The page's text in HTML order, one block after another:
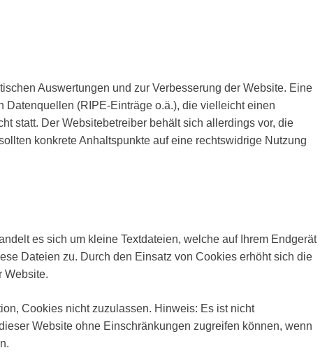
Auswertungen und zur Verbesserung der Website. Eine
Datenquellen (RIPE-Einträge o.ä.), die vielleicht einen
statt. Der Websitebetreiber behält sich allerdings vor, die
konkrete Anhaltspunkte auf eine rechtswidrige Nutzung
es sich um kleine Textdateien, welche auf Ihrem Endgerät
Dateien zu. Durch den Einsatz von Cookies erhöht sich die
Website.
Cookies nicht zuzulassen. Hinweis: Es ist nicht
Website ohne Einschränkungen zugreifen können, wenn